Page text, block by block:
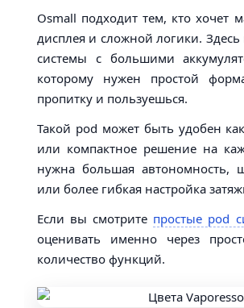
Osmall подходит тем, кто хочет
дисплея и сложной логики.
системы с большими
которому нужен простой
пропитку и пользуешься.
Такой pod может быть удобен
или компактное решение на
нужна большая автономность,
или более гибкая настройка
Если вы смотрите простые pod
оценивать именно через
количество функций.